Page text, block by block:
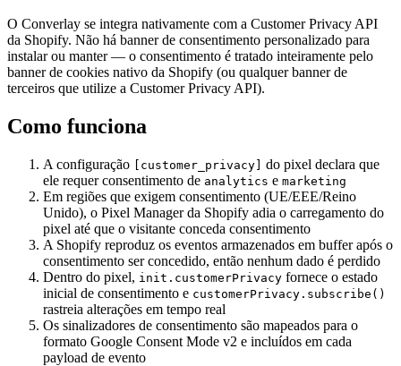
O Converlay se integra nativamente com a Customer Privacy API
da Shopify. Não há banner de consentimento personalizado para
instalar ou manter — o consentimento é tratado inteiramente pelo
banner de cookies nativo da Shopify (ou qualquer banner de
terceiros que utilize a Customer Privacy API).
Como funciona
A configuração [customer_privacy]
do pixel declara que
ele requer consentimento de analytics e marketing
Em regiões que exigem consentimento (UE/EEE/Reino
Unido), o Pixel Manager da Shopify adia o carregamento do
pixel até que o visitante conceda consentimento
A Shopify reproduz os eventos armazenados em buffer após o
consentimento ser concedido, então nenhum dado é perdido
Dentro do pixel, init.customerPrivacy fornece o estado
inicial de consentimento e customerPrivacy.subscribe()
rastreia alterações em tempo real
Os sinalizadores de consentimento são mapeados para o
formato Google Consent Mode v2 e incluídos em cada
payload de evento